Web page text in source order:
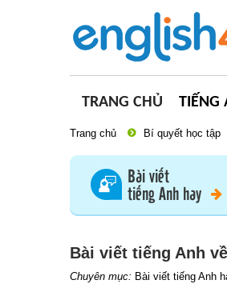
TRANG CHỦ TIẾNG
Trang chủ Bí quyết học tập
Bài viết
tiếng Anh hay
Bài viết tiếng Anh
Chuyên mục: Bài viết tiếng Anh